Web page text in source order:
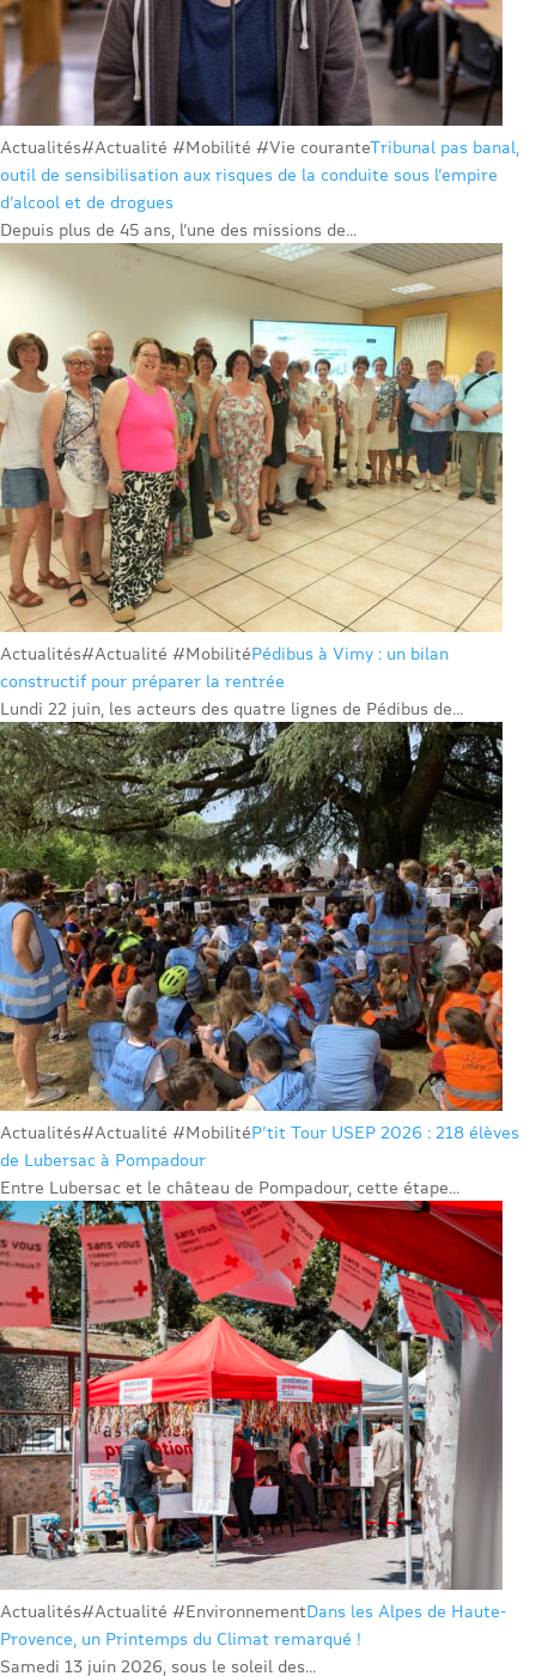
Actualités#Actualité #Mobilité #Vie couranteTribunal pas banal,
outil de sensibilisation aux risques de la conduite sous l’empire
d’alcool et de drogues
Depuis plus de 45 ans, l’une des missions de...
Actualités#Actualité #MobilitéPédibus à Vimy : un bilan
constructif pour préparer la rentrée
Lundi 22 juin, les acteurs des quatre lignes de Pédibus de...
Actualités#Actualité #MobilitéP’tit Tour USEP 2026 : 218 élèves
de Lubersac à Pompadour
Entre Lubersac et le château de Pompadour, cette étape...
Actualités#Actualité #EnvironnementDans les Alpes de Haute-
Provence, un Printemps du Climat remarqué !
Samedi 13 juin 2026, sous le soleil des...